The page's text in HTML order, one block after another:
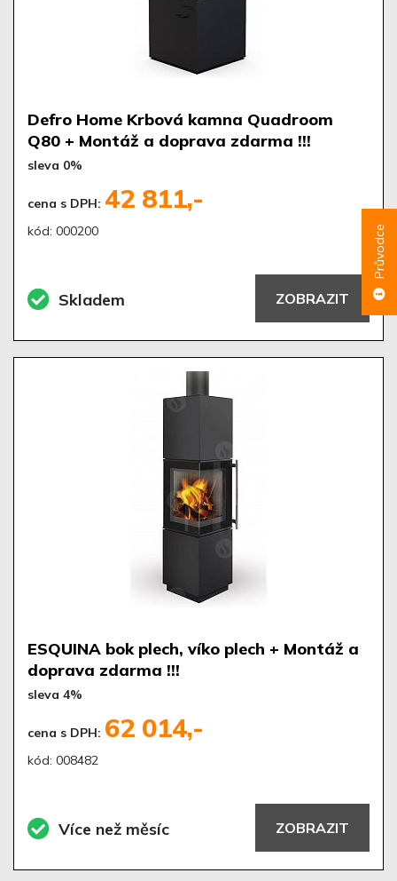
Defro Home Krbová kamna Quadroom
Q80 + Montáž a doprava zdarma !!!
sleva 0%
cena s DPH: 42 811,-
kód: 000200
Skladem ZOBRAZIT
ESQUINA bok plech, víko plech + Montáž a
doprava zdarma !!!
sleva 4%
cena s DPH: 62 014,-
kód: 008482
Více než měsíc ZOBRAZIT
Průvodce